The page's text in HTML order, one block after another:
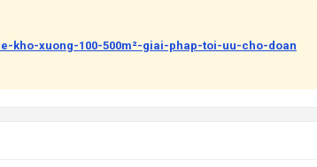
kho-xuong-100-500m²-giai-phap-toi-uu-cho-doan